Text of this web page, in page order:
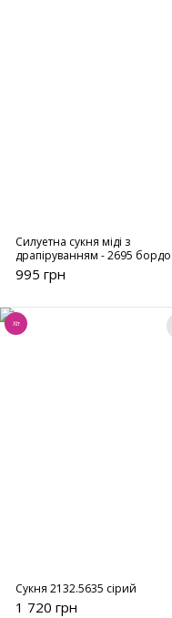
Силуетна сукня міді з
драпіруванням - 2695 бордо
995 грн
Хіт
Сукня 2132.5635 сірий
1 720 грн